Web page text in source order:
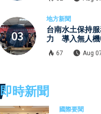
地方新聞
台南水土保持
力 導入無人機
檢查與國土保育
67 Aug
即時新聞
國際要聞